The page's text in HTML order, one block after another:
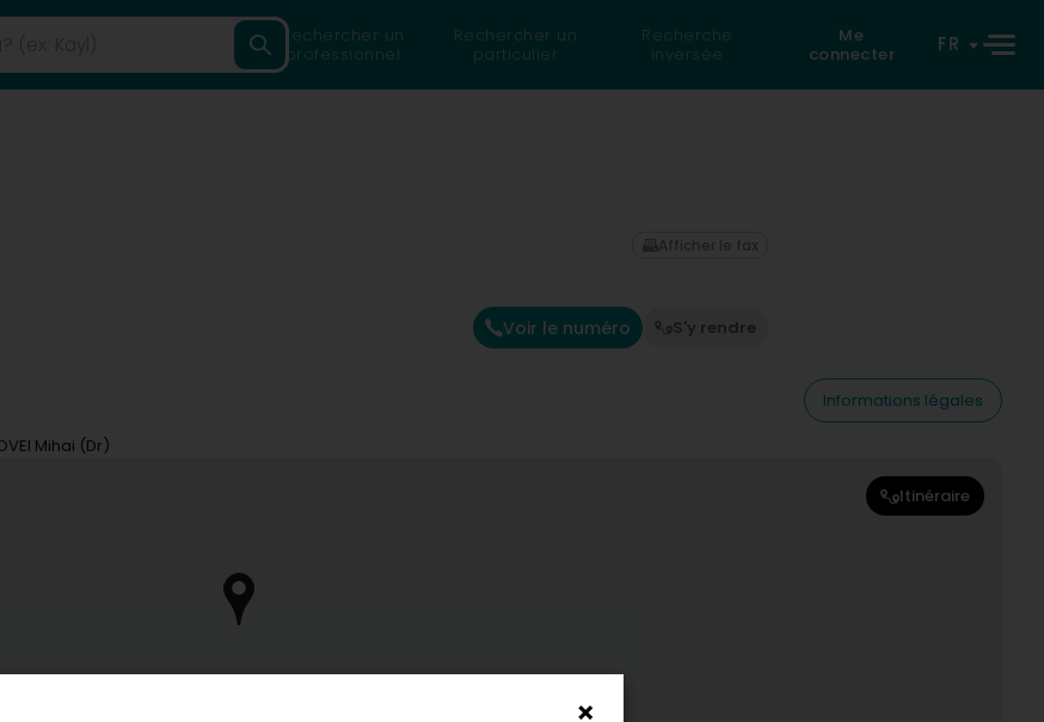
Rechercher un
professionnel
Rechercher un
particulier
Recherche
inversée
Me
connecter
FR
Voir le numéro S'y rendre
Afficher le fax
Informations légales
Mihai (Dr)
Itinéraire